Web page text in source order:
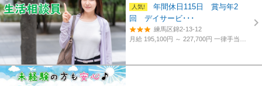
年間休日115日 賞与年2
回 デイサービ･･･
練馬区錦2-13-12
月給 195,100円 ～ 227,700円一律手当含む、経験・資格考慮